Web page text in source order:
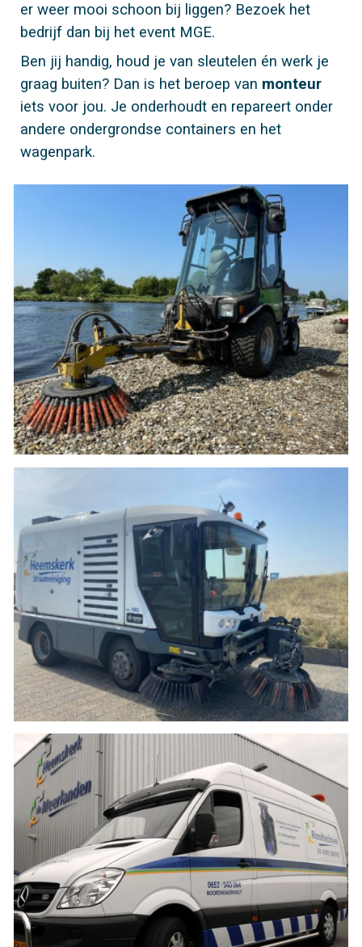
er weer mooi schoon bij liggen? Bezoek het
bedrijf dan bij het event MGE.
Ben jij handig, houd je van sleutelen én werk je
graag buiten? Dan is het beroep van monteur
iets voor jou. Je onderhoudt en repareert onder
andere ondergrondse containers en het
wagenpark.